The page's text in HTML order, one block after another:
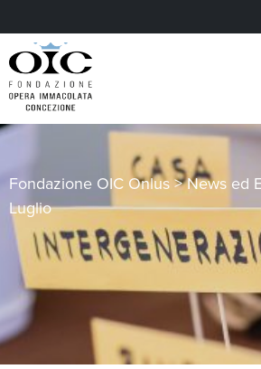
Fondazione OIC Onlus >News ed
Luglio